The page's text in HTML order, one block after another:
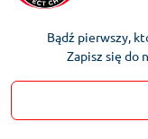
Bądź pierwszy,
Zapisz się do